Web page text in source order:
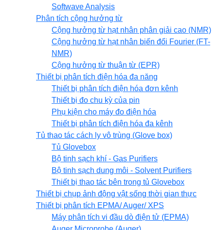
Softwave Analysis
Phân tích cộng hưởng từ
Cộng hưởng từ hạt nhân phân giải cao (NMR)
Cộng hưởng từ hạt nhân biến đổi Fourier (FT-
NMR)
Cộng hưởng từ thuận từ (EPR)
Thiết bị phân tích điện hóa đa năng
Thiết bị phân tích điện hóa đơn kênh
Thiết bị đo chu kỳ của pin
Phụ kiện cho máy đo điện hóa
Thiết bị phân tích điện hóa đa kênh
Tủ thao tác cách ly vô trùng (Glove box)
Tủ Glovebox
Bộ tinh sạch khí - Gas Purifiers
Bộ tinh sạch dung môi - Solvent Purifiers
Thiết bị thao tác bên trong tủ Glovebox
Thiết bị chụp ảnh động vật sống thời gian thực
Thiết bị phân tích EPMA/ Auger/ XPS
Máy phân tích vi đầu dò điện tử (EPMA)